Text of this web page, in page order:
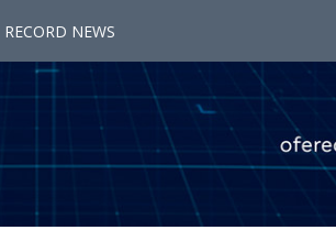
RECORD NEWS